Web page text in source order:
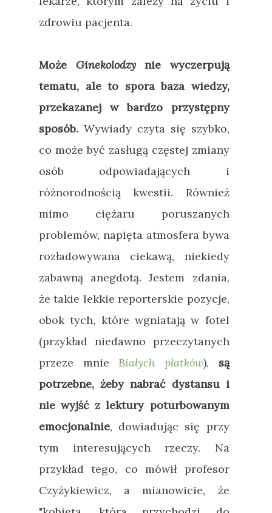
zdrowiu pacjenta.
Może Ginekolodzynie wyczerpują
tematu, ale to spora baza wiedzy,
przekazanej w bardzo przystępny
sposób. Wywiady czyta się szybko,
co może być zasługą częstej zmiany
osób odpowiadających i
różnorodnością kwestii. Również
mimo ciężaru poruszanych
problemów, napięta atmosfera bywa
rozładowywana ciekawą, niekiedy
zabawną anegdotą. Jestem zdania,
że takie lekkie reporterskie pozycje,
obok tych, które wgniatają w fotel
(przykład niedawno przeczytanych
przeze mnie
Białych płatków), są
potrzebne, żeby nabrać dystansu i
nie wyjść z lektury poturbowanym
emocjonalnie, dowiadując się przy
tym interesujących rzeczy. Na
przykład tego, co mówił profesor
Czyżykiewicz, a mianowicie, że